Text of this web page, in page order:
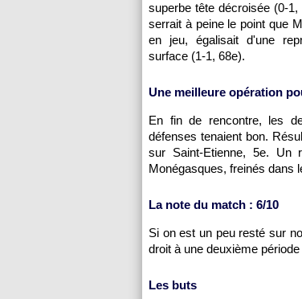
superbe tête décroisée (0-
serrait à peine le point que
en jeu, égalisait d'une
surface (1-1, 68e).
Une meilleure opération
En fin de rencontre, les
défenses tenaient bon.
sur Saint-Etienne, 5e. Un
Monégasques, freinés dans
La note du match : 6/10
Si on est un peu resté sur
droit à une deuxième
Les buts